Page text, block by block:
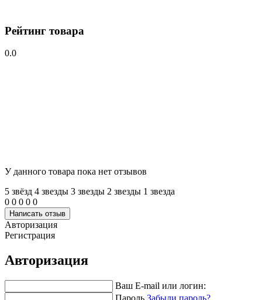
Рейтинг товара
0.0
У данного товара пока нет отзывов
5 звёзд 4 звeзды 3 звeзды 2 звeзды 1 звeзда
0 0 0 0 0
Написать отзыв
Авторизация
Регистрация
Авторизация
Ваш E-mail или логин: